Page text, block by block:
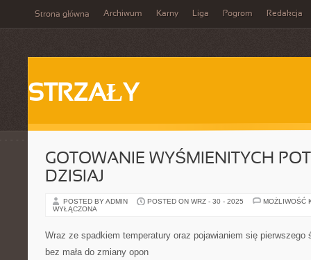
Strona główna Archiwum Karny Liga Pogrom Redakcja
STRZAŁY
GOTOWANIE WYŚMIENITYCH
DZISIAJ
POSTED BY ADMIN POSTED ON WRZ - 30 - 2025
MOŻLIWOŚĆ
WYŁĄCZONA
Wraz ze spadkiem temperatury oraz pojawianiem się pierwszego
bez mała do zmiany opon